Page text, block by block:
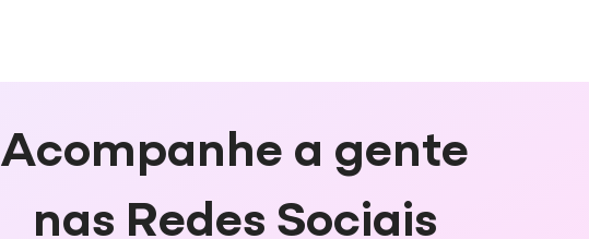
Acompanhe a gente
nas Redes Sociais